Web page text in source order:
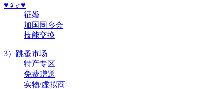
♥♀♂♥
征婚
加国同乡会
技能交换
3）跳蚤市场
特产专区
免费赠送
实物/虚拟商